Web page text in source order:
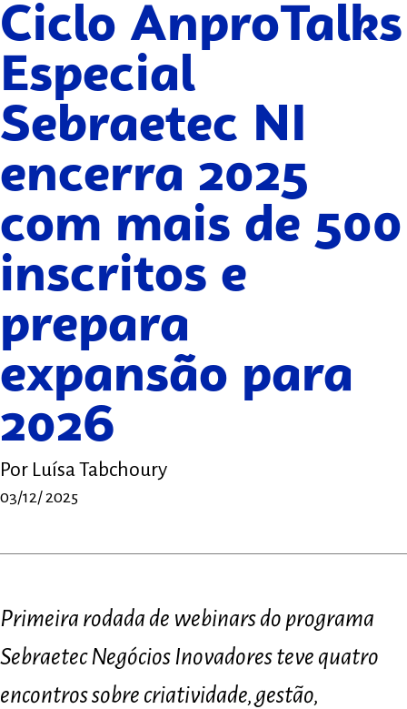
Ciclo AnproTalks
Especial
Sebraetec NI
encerra 2025
com mais de 500
inscritos e
prepara
expansão para
2026
Por Luísa Tabchoury
03/12/ 2025
Primeira rodada de webinars do programa
Sebraetec Negócios Inovadores teve quatro
encontros sobre criatividade, gestão,